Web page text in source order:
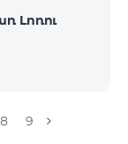
Լոռու
8 9